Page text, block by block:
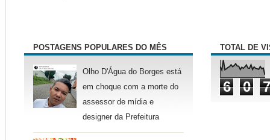
POSTAGENS POPULARES DO MÊS
Olho D'Água do Borges está
em choque com a morte do
assessor de mídia e
designer da Prefeitura
TOTAL DE
6 0 7